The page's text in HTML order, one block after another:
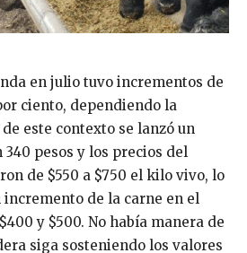
en julio tuvo incrementos de
ciento, dependiendo la
este contexto se lanzó un
pesos y los precios del
de $550 a $750 el kilo vivo, lo
incremento de la carne en el
y $500. No había manera de
siga sosteniendo los valores